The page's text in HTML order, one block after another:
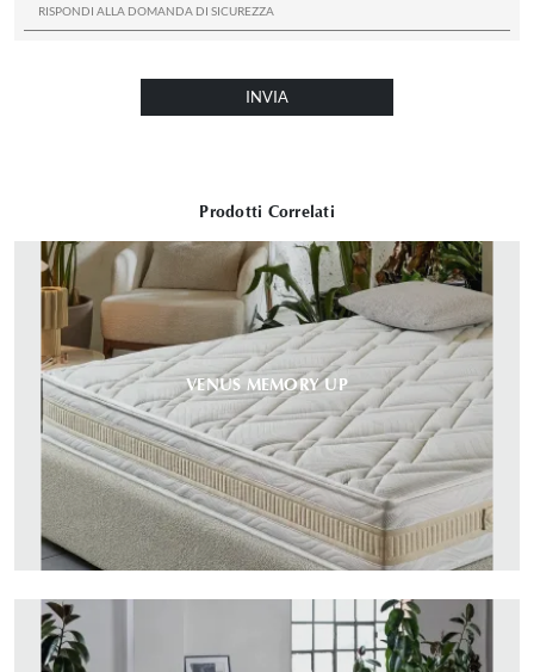
Prodotti Correlati
VENUS MEMORY UP
INVIA